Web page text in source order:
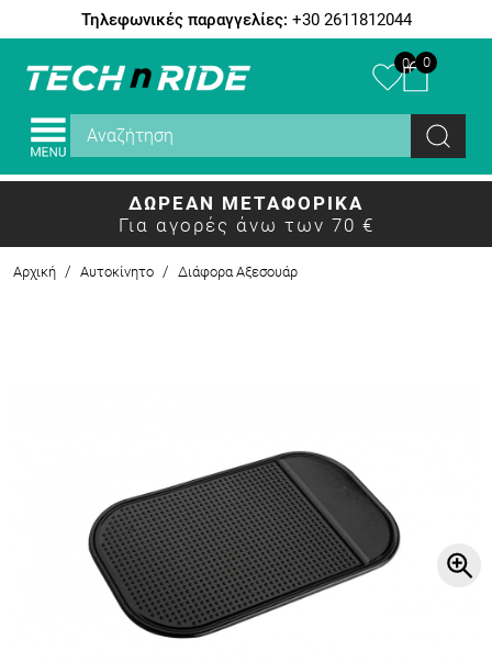
Τηλεφωνικές παραγγελίες: +30 2611812044
0 0
ΔΩΡΕΑΝ ΜΕΤΑΦΟΡΙΚΑ
Για αγορές άνω των 70 €
Αρχική / Αυτοκίνητο / Διάφορα Αξεσουάρ